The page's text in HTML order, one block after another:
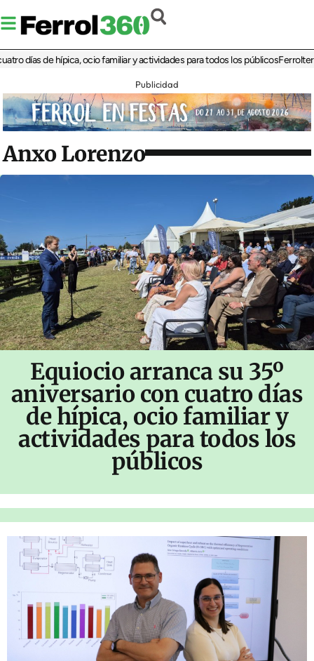
de hípica, ocio familiar y actividades para todos los públicosFerrolterra
Publicidad
Anxo Lorenzo
Equiocio arranca su 35º
aniversario con cuatro días
de hípica, ocio familiar y
actividades para todos los
públicos